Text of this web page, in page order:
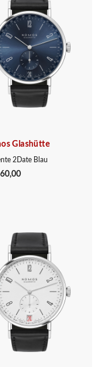
Glashütte
2Date Blau